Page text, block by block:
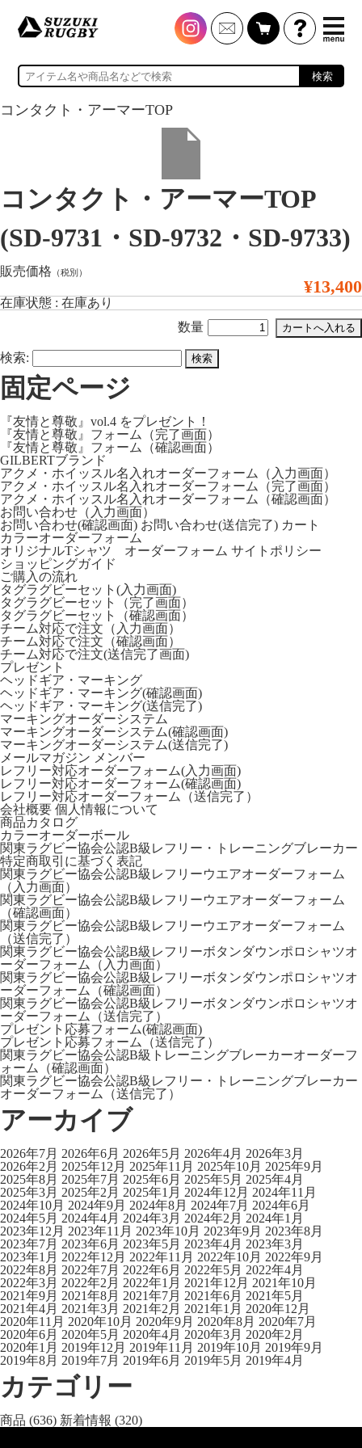
検索
コンタクト・アーマーTOP
コンタクト・アーマーTOP
(SD-9731・SD-9732・SD-9733)
販売価格 （税別）
¥13,400
在庫状態 : 在庫あり
数量
検索:
固定ページ
『友情と尊敬』vol.4 をプレゼント！
『友情と尊敬』フォーム（完了画面）
『友情と尊敬』フォーム（確認画面）
GILBERTブランド
アクメ・ホイッスル名入れオーダーフォーム（入力画面）
アクメ・ホイッスル名入れオーダーフォーム（完了画面）
アクメ・ホイッスル名入れオーダーフォーム（確認画面）
お問い合わせ（入力画面）
お問い合わせ(確認画面) お問い合わせ(送信完了) カート
カラーオーダーフォーム
オリジナルTシャツ オーダーフォーム サイトポリシー
ショッピングガイド
ご購入の流れ
タグラグビーセット(入力画面)
タグラグビーセット（完了画面）
タグラグビーセット（確認画面）
チーム対応で注文（入力画面）
チーム対応で注文（確認画面）
チーム対応で注文(送信完了画面)
プレゼント
ヘッドギア・マーキング
ヘッドギア・マーキング(確認画面)
ヘッドギア・マーキング(送信完了)
マーキングオーダーシステム
マーキングオーダーシステム(確認画面)
マーキングオーダーシステム(送信完了)
メールマガジン メンバー
レフリー対応オーダーフォーム(入力画面)
レフリー対応オーダーフォーム(確認画面)
レフリー対応オーダーフォーム（送信完了）
会社概要 個人情報について
商品カタログ
カラーオーダーボール
関東ラグビー協会公認B級レフリー・トレーニングブレーカー
特定商取引に基づく表記
関東ラグビー協会公認B級レフリーウエアオーダーフォーム
（入力画面）
関東ラグビー協会公認B級レフリーウエアオーダーフォーム
（確認画面）
関東ラグビー協会公認B級レフリーウエアオーダーフォーム
（送信完了）
関東ラグビー協会公認B級レフリーボタンダウンポロシャツオ
ーダーフォーム（入力画面）
関東ラグビー協会公認B級レフリーボタンダウンポロシャツオ
ーダーフォーム（確認画面）
関東ラグビー協会公認B級レフリーボタンダウンポロシャツオ
ーダーフォーム（送信完了）
プレゼント応募フォーム(確認画面)
プレゼント応募フォーム（送信完了）
関東ラグビー協会公認B級トレーニングブレーカーオーダーフ
ォーム（確認画面）
関東ラグビー協会公認B級レフリー・トレーニングブレーカー
オーダーフォーム（送信完了）
アーカイブ
2026年7月 2026年6月 2026年5月 2026年4月 2026年3月
2026年2月 2025年12月 2025年11月 2025年10月 2025年9月
2025年8月 2025年7月 2025年6月 2025年5月 2025年4月
2025年3月 2025年2月 2025年1月 2024年12月 2024年11月
2024年10月 2024年9月 2024年8月 2024年7月 2024年6月
2024年5月 2024年4月 2024年3月 2024年2月 2024年1月
2023年12月 2023年11月 2023年10月 2023年9月 2023年8月
2023年7月 2023年6月 2023年5月 2023年4月 2023年3月
2023年1月 2022年12月 2022年11月 2022年10月 2022年9月
2022年8月 2022年7月 2022年6月 2022年5月 2022年4月
2022年3月 2022年2月 2022年1月 2021年12月 2021年10月
2021年9月 2021年8月 2021年7月 2021年6月 2021年5月
2021年4月 2021年3月 2021年2月 2021年1月 2020年12月
2020年11月 2020年10月 2020年9月 2020年8月 2020年7月
2020年6月 2020年5月 2020年4月 2020年3月 2020年2月
2020年1月 2019年12月 2019年11月 2019年10月 2019年9月
2019年8月 2019年7月 2019年6月 2019年5月 2019年4月
カテゴリー
商品 (636) 新着情報 (320)